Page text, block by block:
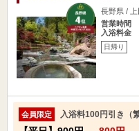
長野県 / 上
営業時間
入浴料金
日帰り
会員限定 入浴料100円引き（